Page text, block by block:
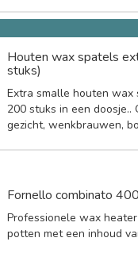
Houten wax spatels
stuks)
Extra smalle houten wax
200 stuks in een
gezicht, wenkbrauwen,
Fornello combinato
Professionele wax
potten met een inhoud